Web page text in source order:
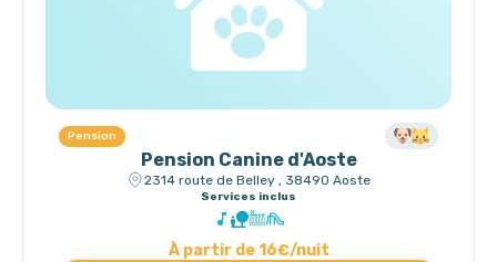
Pension
Pension Canine d'Aoste
2314 route de Belley , 38490 Aoste
Services inclus
À partir de 16€/nuit